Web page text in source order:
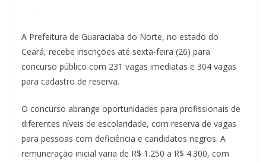
A Prefeitura de Guaraciaba do Norte, no estado do
Ceará, recebe inscrições até sexta-feira (26) para
concurso público com 231 vagas imediatas e 304 vagas
para cadastro de reserva.
O concurso abrange oportunidades para profissionais de
diferentes níveis de escolaridade, com reserva de vagas
para pessoas com deficiência e candidatos negros. A
remuneração inicial varia de R$ 1.250 a R$ 4.300, com